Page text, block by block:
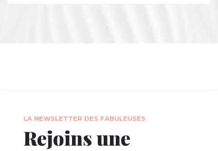
LA NEWSLETTER DES FABULEUSES
Rejoins une